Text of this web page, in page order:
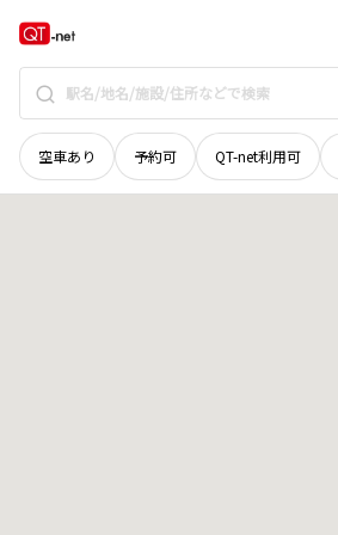
空車あり 予約可 QT-net利用可
滋賀県